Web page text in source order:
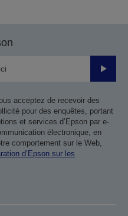
Valider
acceptez de recevoir des
pour des enquêtes, portant
et services d’Epson par e-
électronique, en
comportement sur le Web,
d’Epson sur les